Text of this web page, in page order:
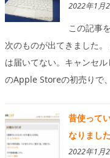
2022年1月
この記事
次のものが出てきました
は届いてない。キャンセ
のApple Storeの初売りで
昔使って
なりました
2022年1月